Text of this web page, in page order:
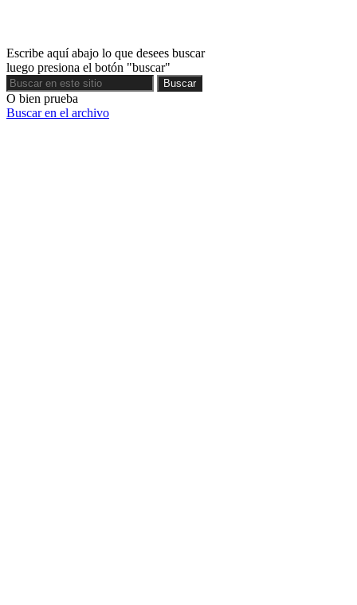
Escribe aquí abajo lo que desees buscar
luego presiona el botón "buscar"
Buscar
Buscar
O bien prueba
Buscar en el archivo